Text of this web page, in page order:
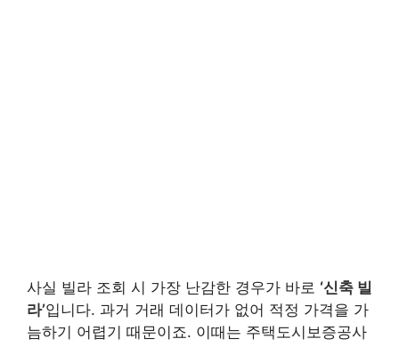
사실 빌라 조회 시 가장 난감한 경우가 바로 ‘신축 빌
라’입니다. 과거 거래 데이터가 없어 적정 가격을 가
늠하기 어렵기 때문이죠. 이때는 주택도시보증공사